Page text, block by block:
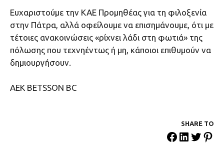
Ευχαριστούμε την ΚΑΕ Προμηθέας για τη φιλοξενία
στην Πάτρα, αλλά οφείλουμε να επισημάνουμε, ότι με
τέτοιες ανακοινώσεις «ρίχνει λάδι στη φωτιά» της
πόλωσης που τεχνηέντως ή μη, κάποιοι επιθυμούν να
δημιουργήσουν.
ΑΕΚ ΒΕΤSSON BC
SHARE ΤΟ